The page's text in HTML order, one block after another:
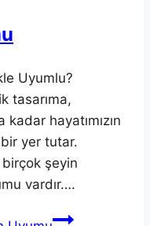
Uyumlu?
tasarıma,
hayatımızın
yer tutar.
şeyin
vardır….